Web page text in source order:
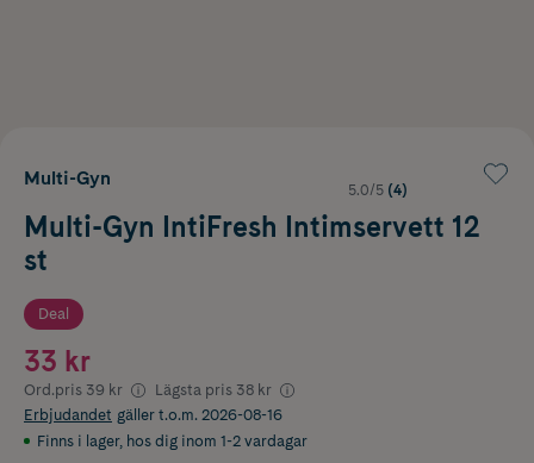
Multi-Gyn
5.0/5 (4)
Multi-Gyn IntiFresh Intimservett 12
st
Deal
33 kr
Ord.pris 39 kr Lägsta pris 38 kr
Erbjudandet gäller t.o.m. 2026-08-16
Finns i lager, hos dig inom 1-2 vardagar